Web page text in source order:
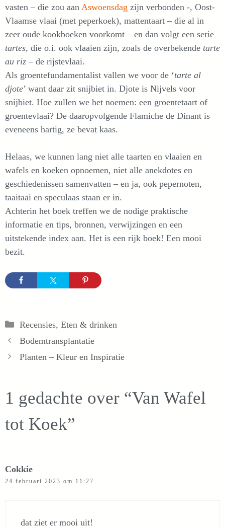
vasten – die zou aan Aswoensdag zijn verbonden -, Oost-
Vlaamse vlaai (met peperkoek), mattentaart – die al in
zeer oude kookboeken voorkomt – en dan volgt een serie
tartes, die o.i. ook vlaaien zijn, zoals de overbekende tarte
au riz – de rijstevlaai.
Als groentefundamentalist vallen we voor de ‘tarte al
djote’ want daar zit snijbiet in. Djote is Nijvels voor
snijbiet. Hoe zullen we het noemen: een groentetaart of
groentevlaai? De daaropvolgende Flamiche de Dinant is
eveneens hartig, ze bevat kaas.
Helaas, we kunnen lang niet alle taarten en vlaaien en
wafels en koeken opnoemen, niet alle anekdotes en
geschiedenissen samenvatten – en ja, ook pepernoten,
taaitaai en speculaas staan er in.
Achterin het boek treffen we de nodige praktische
informatie en tips, bronnen, verwijzingen en een
uitstekende index aan. Het is een rijk boek! Een mooi
bezit.
Categorieën
Recensies, Eten & drinken
Bodemtransplantatie
Planten – Kleur en Inspiratie
1 gedachte over “Van Wafel
tot Koek”
Cokkie
24 februari 2023 om 11:27
dat ziet er mooi uit!